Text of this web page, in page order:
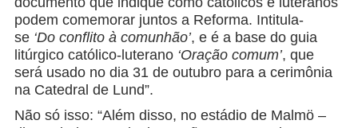
podem comemorar juntos a Reforma. Intitula-
se‘Do conflito à comunhão’, e é a base do guia
litúrgico católico-luterano ‘Oração comum’, que
será usado no dia 31 de outubro para a cerimônia
na Catedral de Lund”.
Não só isso: “Além disso, no estádio de Malmö –